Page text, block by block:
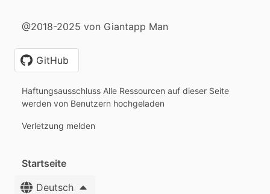
@2018-2025 von Giantapp Man
GitHub
Haftungsausschluss Alle Ressourcen auf dieser Seite
werden von Benutzern hochgeladen
Verletzung melden
Startseite
Deutsch